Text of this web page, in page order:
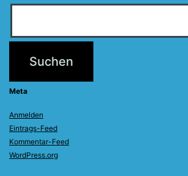
Meta
Anmelden
Eintrags-Feed
Kommentar-Feed
WordPress.org